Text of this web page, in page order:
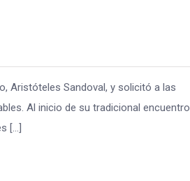
Aristóteles Sandoval, y solicitó a las
Al inicio de su tradicional encuentro
[…]